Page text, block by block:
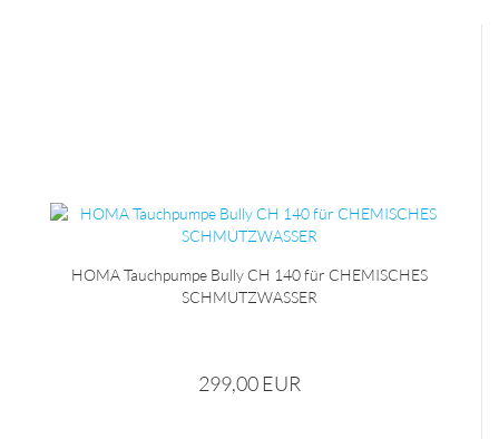
HOMA Tauchpumpe Bully CH 140 für CHEMISCHES
SCHMUTZWASSER
299,00 EUR